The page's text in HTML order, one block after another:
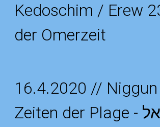
Kedoschim / Erew
der Omerzeit
16.4.2020 // Niggun
Zeiten der Plage - כל ישראל